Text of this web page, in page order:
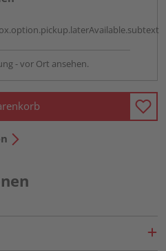
- vor Ort ansehen.